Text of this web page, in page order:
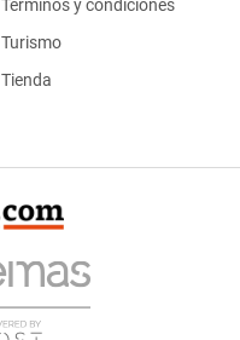
Términos y condiciones
Turismo
Tienda